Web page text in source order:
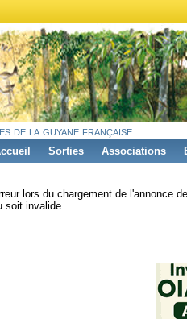
de la guyane française
Sorties Associations
lors du chargement de l'annonce
soit invalide.